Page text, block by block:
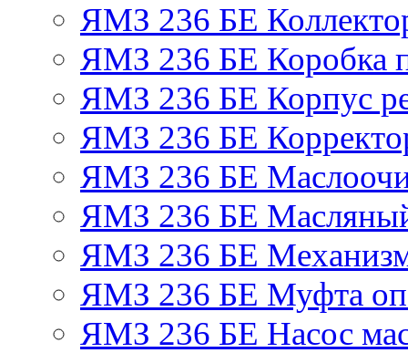
ЯМЗ 236 БЕ
ЯМЗ 236 БЕ Коробка
ЯМЗ 236 БЕ Корпус
ЯМЗ 236 БЕ
ЯМЗ 236 БЕ
ЯМЗ 236 БЕ Масляный
ЯМЗ 236 БЕ Механизм
ЯМЗ 236 БЕ Муфта
ЯМЗ 236 БЕ Насос